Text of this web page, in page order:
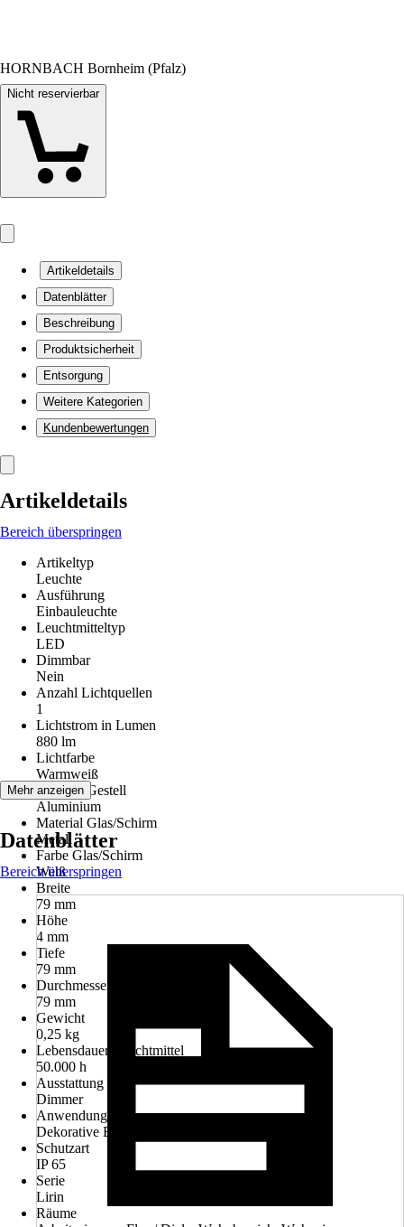
HORNBACH Bornheim (Pfalz)
Nicht reservierbar
Artikeldetails
Datenblätter
Beschreibung
Produktsicherheit
Entsorgung
Weitere Kategorien
Kundenbewertungen
Artikeldetails
Bereich überspringen
Artikeltyp
Leuchte
Ausführung
Einbauleuchte
Leuchtmitteltyp
LED
Dimmbar
Nein
Anzahl Lichtquellen
1
Lichtstrom in Lumen
880 lm
Lichtfarbe
Warmweiß
Material Gestell
Aluminium
Material Glas/Schirm
Metall
Farbe Glas/Schirm
Weiß
Breite
79 mm
Höhe
4 mm
Tiefe
79 mm
Durchmesser
79 mm
Gewicht
0,25 kg
Lebensdauer Leuchtmittel
50.000 h
Ausstattung
Dimmer
Anwendung
Dekorative Beleuchtung
Schutzart
IP 65
Serie
Lirin
Räume
Mehr anzeigen
Datenblätter
Bereich überspringen